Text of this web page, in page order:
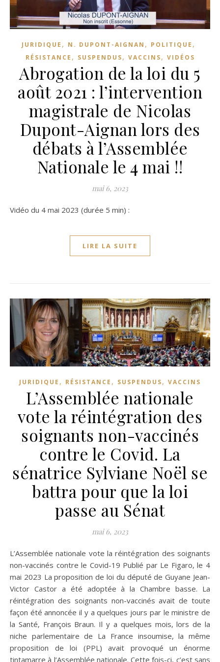
JURIDIQUE , N. DUPONT-AIGNAN , POLITIQUE ,
RÉSISTANCE , SUSPENDUS, VACCINS, VIDÉOS
Abrogation de la loi du 5
août 2021 : l’intervention
magistrale de Nicolas
Dupont-Aignan lors des
débats à l’Assemblée
Nationale le 4 mai !!
mai 6, 2023
Vidéo du 4 mai 2023 (durée 5 min) :
LIRE LA SUITE
JURIDIQUE , RÉSISTANCE , SUSPENDUS, VACCINS
L’Assemblée nationale
vote la réintégration des
soignants non-vaccinés
contre le Covid. La
sénatrice Sylviane Noël se
battra pour que la loi
passe au Sénat
mai 6, 2023
L’Assemblée nationale vote la réintégration des soignants
non-vaccinés contre le Covid-19 Publié par Le Figaro, le 4
mai 2023 La proposition de loi du député de Guyane Jean-
Victor Castor a été adoptée à la Chambre basse. La
réintégration des soignants non-vaccinés avait de toute
façon été annoncée il y a quelques jours par le ministre de
la Santé, François Braun. Il y a quelques mois, lors de la
niche parlementaire de La France insoumise, la même
proposition de loi (PPL) avait provoqué un énorme
tintamarre à l’Assemblée nationale. Cette fois-ci, c’est sans